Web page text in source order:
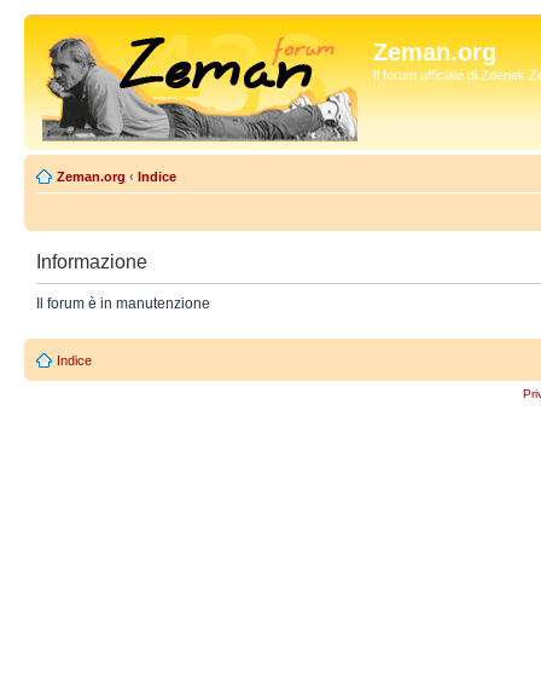
Zeman.org
Il forum ufficiale di Zdenek
Zeman.org ‹ Indice
Informazione
Il forum è in manutenzione
Indice